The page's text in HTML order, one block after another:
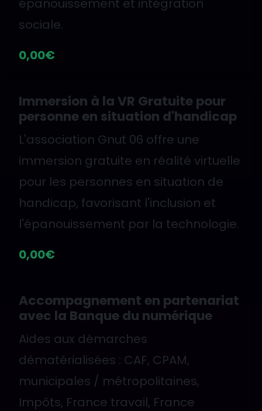
épanouissement et intégration
sociale.
0,00€
Immersion à la VR Gratuite pour
personne en situation d'handicap
L'association Gnut 06 offre une
immersion gratuite en réalité virtuelle
pour les personnes en situation de
handicap, favorisant l'inclusion et
l'épanouissement par la technologie.
0,00€
Accompagnement en partenariat
avec la Banque du numérique
Aides aux démarches
dématérialisées : CAF, CPAM,
municipales / métropolitaines,
Impôts, France travail, France